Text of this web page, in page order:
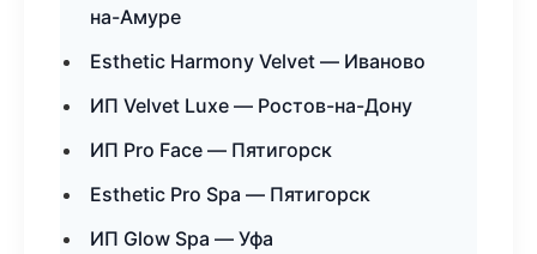
на-Амуре
Esthetic Harmony Velvet — Иваново
ИП Velvet Luxe — Ростов-на-Дону
ИП Pro Face — Пятигорск
Esthetic Pro Spa — Пятигорск
ИП Glow Spa — Уфа